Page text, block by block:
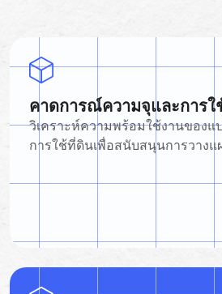
คาดการณ์ความจุและการ
วิเคราะห์ความพร้อมใช้งานของแ
การใช้ที่ดินเพื่อสนับสนุนการวางแ